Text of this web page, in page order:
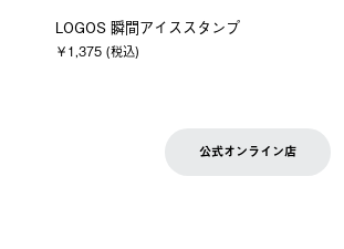
LOGOS 瞬間アイススタンプ
￥1,375 (税込)
公式オンライン店